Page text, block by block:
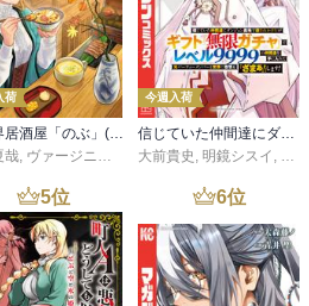
荷
異世界居酒屋「のぶ」(22)
哉, ヴァージニア二等兵 ,転
今週入荷
信じていた仲間達にダンジョン奥地で殺されかけたがギフト『無限ガチャ』でレベル９９９９の仲間達を手に入れて元パーティーメンバーと世界に復讐＆『ざまぁ！』します！（２３）
大前貴史 , 明鏡シスイ , ｔ
5位 6位